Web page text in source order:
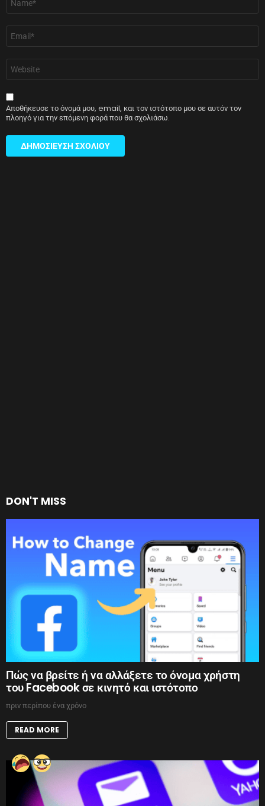
Email
Ιστότοπος
Αποθήκευσε το όνομά μου, email, και τον ιστότοπο μου σε αυτόν τον
πλοηγό για την επόμενη φορά που θα σχολιάσω.
DON'T MISS
Πώς να βρείτε ή να αλλάξετε το όνομα χρήστη
του Facebook σε κινητό και ιστότοπο
πριν περίπου ένα χρόνο
READ MORE